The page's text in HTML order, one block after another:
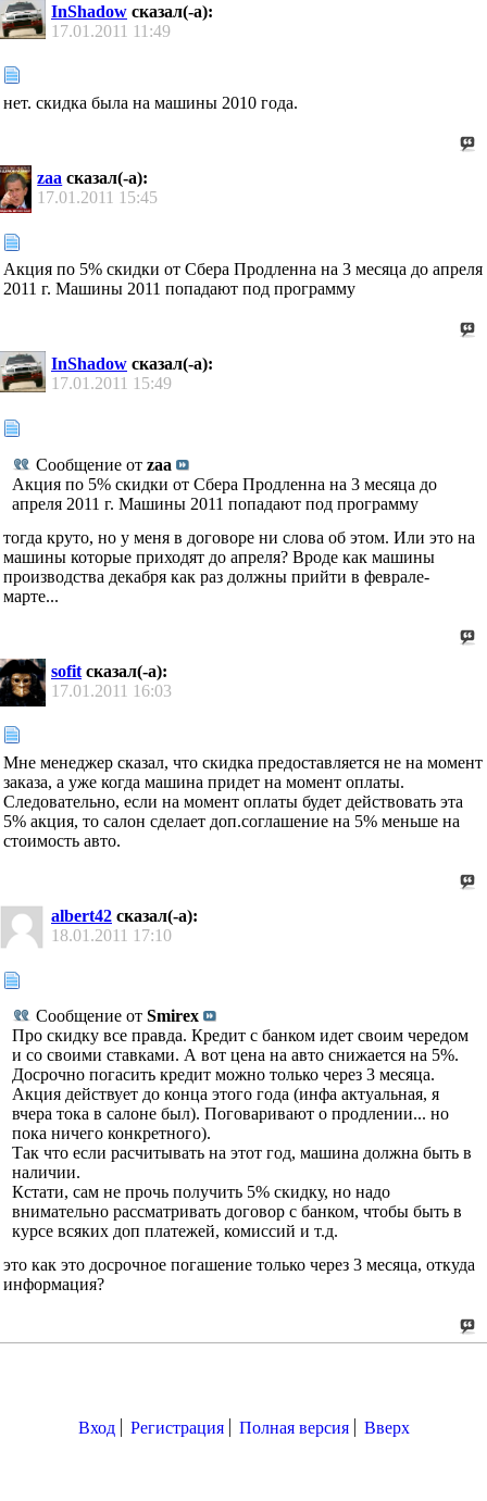
InShadow сказал(-а):
17.01.2011 11:49
нет. скидка была на машины 2010 года.
zaa сказал(-а):
17.01.2011 15:45
Акция по 5% скидки от Сбера Продленна на 3 месяца до апреля
2011 г. Машины 2011 попадают под программу
InShadow сказал(-а):
17.01.2011 15:49
Сообщение от zaa
Акция по 5% скидки от Сбера Продленна на 3 месяца до
апреля 2011 г. Машины 2011 попадают под программу
тогда круто, но у меня в договоре ни слова об этом. Или это на
машины которые приходят до апреля? Вроде как машины
производства декабря как раз должны прийти в феврале-
марте...
sofit сказал(-а):
17.01.2011 16:03
Мне менеджер сказал, что скидка предоставляется не на момент
заказа, а уже когда машина придет на момент оплаты.
Следовательно, если на момент оплаты будет действовать эта
5% акция, то салон сделает доп.соглашение на 5% меньше на
стоимость авто.
albert42 сказал(-а):
18.01.2011 17:10
Сообщение от Smirex
Про скидку все правда. Кредит с банком идет своим чередом
и со своими ставками. А вот цена на авто снижается на 5%.
Досрочно погасить кредит можно только через 3 месяца.
Акция действует до конца этого года (инфа актуальная, я
вчера тока в салоне был). Поговаривают о продлении... но
пока ничего конкретного).
Так что если расчитывать на этот год, машина должна быть в
наличии.
Кстати, сам не прочь получить 5% скидку, но надо
внимательно рассматривать договор с банком, чтобы быть в
курсе всяких доп платежей, комиссий и т.д.
это как это досрочное погашение только через 3 месяца, откуда
информация?
Вход Регистрация Полная версия Вверх